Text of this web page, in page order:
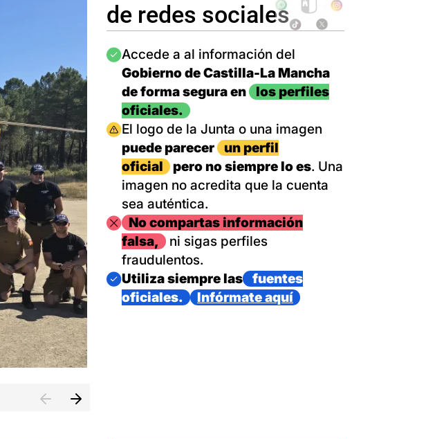
de redes sociales
Imagen
Accede a al información del
Gobierno de Castilla-La Mancha
de forma segura en
los perfiles
oficiales.
Imagen
El logo de la Junta o una imagen
puede parecer
un perfil
oficial
pero no siempre lo es. Una
imagen no acredita que la cuenta
sea auténtica.
ImagenNo compartas información
falsa,
ni sigas perfiles
fraudulentos.
Imagen
Utiliza siempre las
fuentes
oficiales.
Infórmate aquí